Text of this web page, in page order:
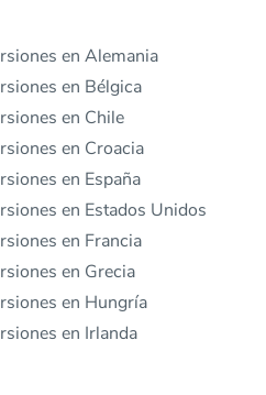
en Alemania
en Bélgica
en Chile
en Croacia
en España
en Estados Unidos
en Francia
en Grecia
en Hungría
en Irlanda